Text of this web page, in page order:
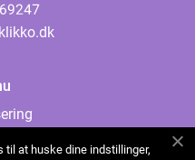
til at huske dine indstillinger,